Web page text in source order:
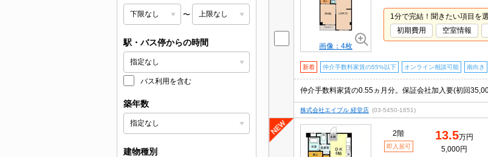
〜
駅・バス停からの時間
バス利用を含む
築年数
建物種別
画像：4枚
1分で完結！聞きたい項目を
初期費用
空室情報
新着 仲介手数料家賃の55%以下 オンライン相談可能 南向き
株式会社エイブル 経堂店 (03-5450-1651)
2階
即入居可
13.5万円
5,000円